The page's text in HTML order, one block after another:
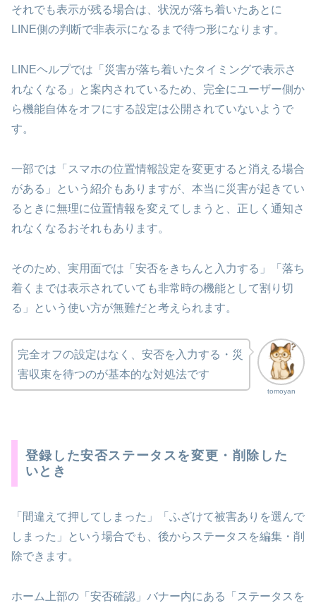
それでも表示が残る場合は、状況が落ち着いたあとに
LINE側の判断で非表示になるまで待つ形になります。
LINEヘルプでは「災害が落ち着いたタイミングで表示さ
れなくなる」と案内されているため、完全にユーザー側か
ら機能自体をオフにする設定は公開されていないようで
す。
一部では「スマホの位置情報設定を変更すると消える場合
がある」という紹介もありますが、本当に災害が起きてい
るときに無理に位置情報を変えてしまうと、正しく通知さ
れなくなるおそれもあります。
そのため、実用面では「安否をきちんと入力する」「落ち
着くまでは表示されていても非常時の機能として割り切
る」という使い方が無難だと考えられます。
tomoyan
完全オフの設定はなく、安否を入力する・災
害収束を待つのが基本的な対処法です
登録した安否ステータスを変更・削除した
いとき
「間違えて押してしまった」「ふざけて被害ありを選んで
しまった」という場合でも、後からステータスを編集・削
除できます。
ホーム上部の「安否確認」バナー内にある「ステータスを